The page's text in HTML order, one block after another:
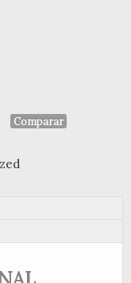
Comparar